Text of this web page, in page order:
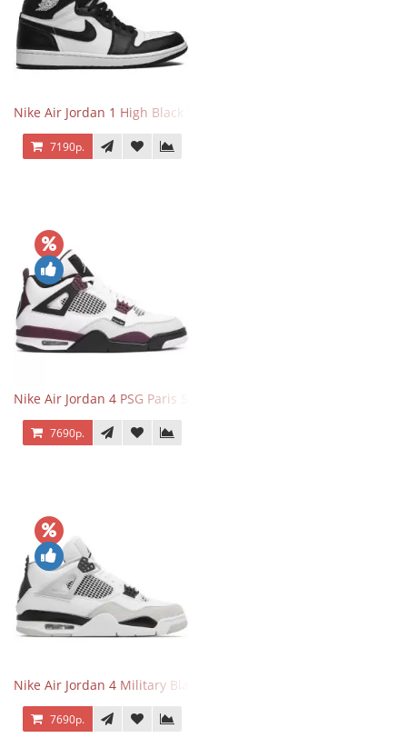
Nike Air Jordan 1 High Black White
7190р.
Nike Air Jordan 4 PSG Paris Saint Germain
7690р.
Nike Air Jordan 4 Military Black
7690р.